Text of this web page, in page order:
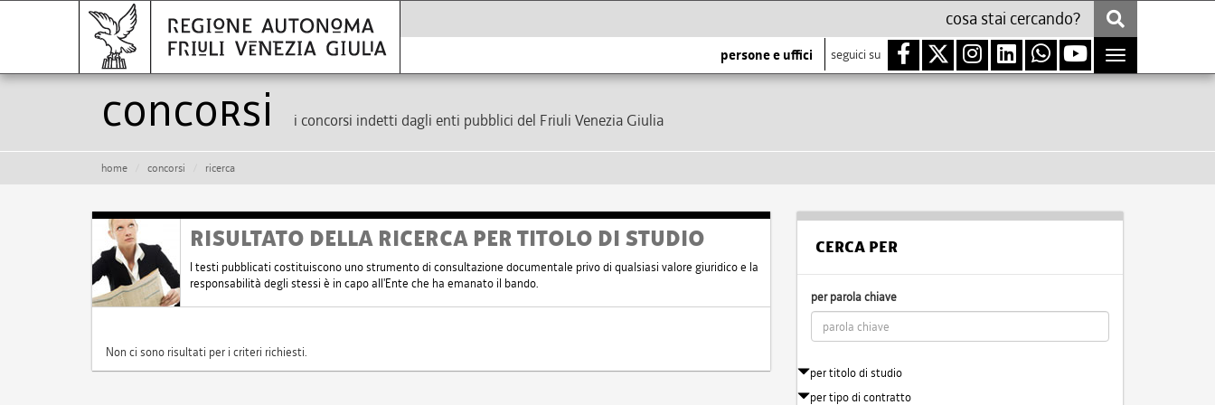
persone e uffici seguici su
Toggle
navigation
Concorsi i concorsi indetti dagli enti pubblici del Friuli Venezia Giulia
home concorsi ricerca
RISULTATO DELLA RICERCA PER TITOLO DI STUDIO
I testi pubblicati costituiscono uno strumento di consultazione documentale privo di qualsiasi valore giuridico e la
responsabilità degli stessi è in capo all'Ente che ha emanato il bando.
Non ci sono risultati per i criteri richiesti.
CERCA PER
per parola chiave
per titolo di studio
per tipo di contratto